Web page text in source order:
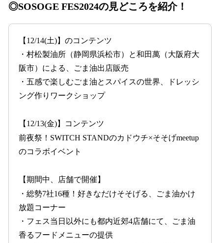
◎SOSOGE FES2024の見どころを紹介！
【12/14(土)】のコンテンツ
・村松製油所（静岡県浜松市）と和田萬（大阪府大
阪市）による、ごま油出店販売
・五感で楽しむごま油とスパイスの世界、ドレッシ
ング作りワークショップ
【12/13(金)】コンテンツ
前夜祭！SWITCH STANDのカドウチ×そそげmeetup
のコラボイベント
【期間中、店舗で開催】
・総勢7社16種！好きなだけそそげる、ごま油かけ
放題コーナー
・フェス当日以外にも都内近郊4店舗にて、ごま油
香るフードメニューの提供